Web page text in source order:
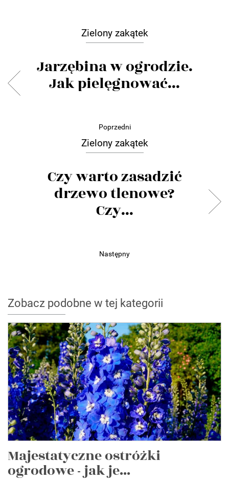
Zielony zakątek
Jarzębina w ogrodzie.
Jak pielęgnować...
Poprzedni
Zielony zakątek
Czy warto zasadzić
drzewo tlenowe?
Czy...
Następny
Zobacz podobne w tej kategorii
Majestatyczne ostróżki
ogrodowe - jak je...